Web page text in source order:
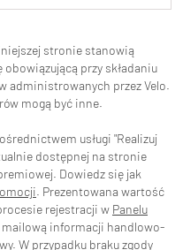
stronie stanowią
przy składaniu
administrowanych przez Velo.
mogą być inne.
usługi "Realizuj
dostępnej na stronie
Dowiedz się jak
. Prezentowana wartość
rejestracji w Panelu
informacji handlowo-
W przypadku braku zgody